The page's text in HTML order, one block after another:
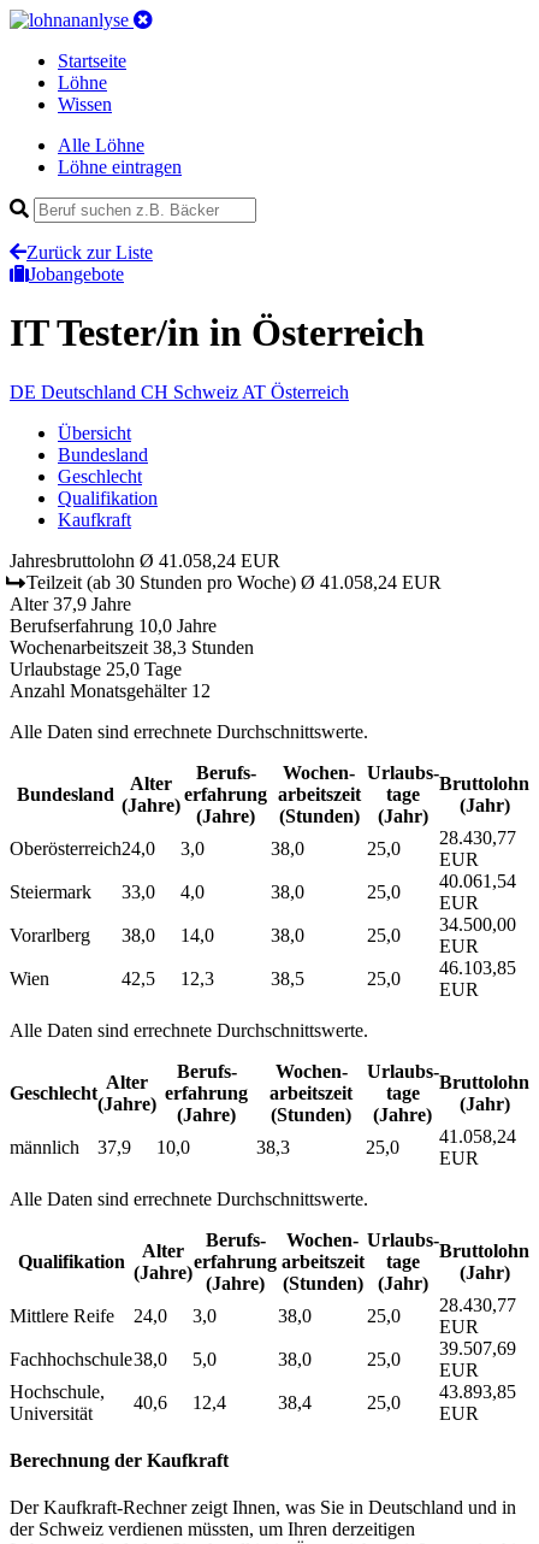
Startseite
Löhne
Wissen
Alle Löhne
Löhne eintragen
Zurück zur Liste
Jobangebote
IT Tester/in in Österreich
DE Deutschland CH Schweiz AT Österreich
Übersicht
Bundesland
Geschlecht
Qualifikation
Kaufkraft
Jahresbruttolohn Ø 41.058,24 EUR
Teilzeit (ab 30 Stunden pro Woche) Ø 41.058,24 EUR
Alter 37,9 Jahre
Berufserfahrung 10,0 Jahre
Wochenarbeitszeit 38,3 Stunden
Urlaubstage 25,0 Tage
Anzahl Monatsgehälter 12
Alle Daten sind errechnete Durchschnittswerte.
Bundesland
Alter
(Jahre)
Berufs­
erfahrung
(Jahre)
Wochen­
arbeitszeit
(Stunden)
Urlaubs­
tage
(Jahr)
Bruttolohn
(Jahr)
Oberösterreich24,0 3,0 38,0 25,0
28.430,77
EUR
Steiermark
33,0 4,0 38,0 25,0
40.061,54
EUR
Vorarlberg
38,0 14,0 38,0 25,0
34.500,00
EUR
Wien
42,5 12,3 38,5 25,0
46.103,85
EUR
Alle Daten sind errechnete Durchschnittswerte.
Geschlecht
Alter
(Jahre)
Berufs­
erfahrung
(Jahre)
Wochen­
arbeitszeit
(Stunden)
Urlaubs­
tage
(Jahre)
Bruttolohn
(Jahr)
männlich 37,9 10,0 38,3 25,0
41.058,24
EUR
Alle Daten sind errechnete Durchschnittswerte.
Qualifikation
Alter
(Jahre)
Berufs­
erfahrung
(Jahre)
Wochen­
arbeitszeit
(Stunden)
Urlaubs­
tage
(Jahr)
Bruttolohn
(Jahr)
Mittlere Reife 24,0 3,0 38,0 25,0
28.430,77
EUR
Fachhochschule38,0 5,0 38,0 25,0
39.507,69
EUR
Hochschule,
Universität
40,6 12,4 38,4 25,0
43.893,85
EUR
Berechnung der Kaufkraft
Der Kaufkraft-Rechner zeigt Ihnen, was Sie in Deutschland und in
der Schweiz verdienen müssten, um Ihren derzeitigen